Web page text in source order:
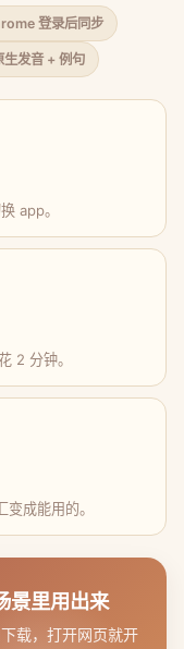
登录后同步
生发音 + 例句
app。
2 分钟。
成能用的。
景里用出来
载，打开网页就开